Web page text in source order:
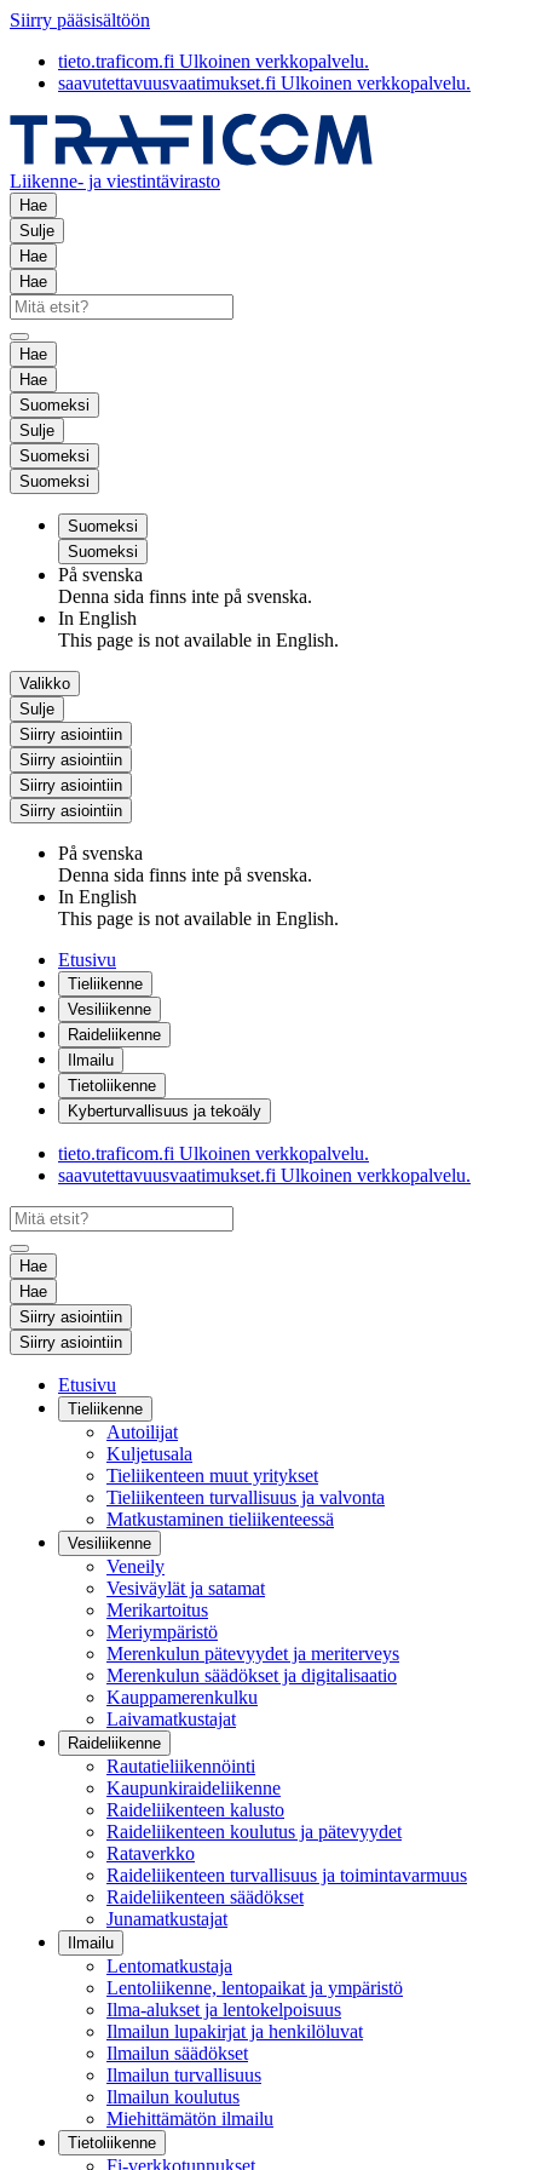
Siirry pääsisältöön
tieto.traficom.fi Ulkoinen verkkopalvelu.
saavutettavuusvaatimukset.fi Ulkoinen verkkopalvelu.
Liikenne- ja viestintävirasto
Hae
Sulje
Hae
Hae
Hae
Hae
Suomeksi
Sulje
Suomeksi
Suomeksi
Suomeksi
Suomeksi
På svenska
Denna sida finns inte på svenska.
In English
This page is not available in English.
Valikko
Sulje
Siirry asiointiin
Siirry asiointiin
Siirry asiointiin
Siirry asiointiin
På svenska
Denna sida finns inte på svenska.
In English
This page is not available in English.
Etusivu
Tieliikenne
Vesiliikenne
Raideliikenne
Ilmailu
Tietoliikenne
Kyberturvallisuus ja tekoäly
tieto.traficom.fi Ulkoinen verkkopalvelu.
saavutettavuusvaatimukset.fi Ulkoinen verkkopalvelu.
Hae
Hae
Siirry asiointiin
Siirry asiointiin
Etusivu
Tieliikenne
Autoilijat
Kuljetusala
Tieliikenteen muut yritykset
Tieliikenteen turvallisuus ja valvonta
Matkustaminen tieliikenteessä
Vesiliikenne
Veneily
Vesiväylät ja satamat
Merikartoitus
Meriympäristö
Merenkulun pätevyydet ja meriterveys
Merenkulun säädökset ja digitalisaatio
Kauppamerenkulku
Laivamatkustajat
Raideliikenne
Rautatieliikennöinti
Kaupunkiraideliikenne
Raideliikenteen kalusto
Raideliikenteen koulutus ja pätevyydet
Rataverkko
Raideliikenteen turvallisuus ja toimintavarmuus
Raideliikenteen säädökset
Junamatkustajat
Ilmailu
Lentomatkustaja
Lentoliikenne, lentopaikat ja ympäristö
Ilma-alukset ja lentokelpoisuus
Ilmailun lupakirjat ja henkilöluvat
Ilmailun säädökset
Ilmailun turvallisuus
Ilmailun koulutus
Miehittämätön ilmailu
Tietoliikenne
Fi-verkkotunnukset